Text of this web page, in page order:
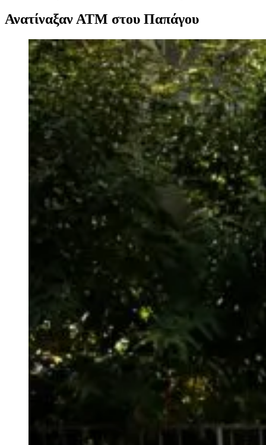
Ανατίναξαν ΑΤΜ στου Παπάγου